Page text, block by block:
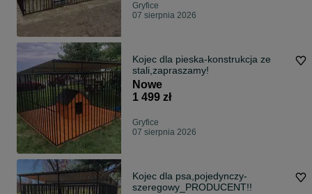
Gryfice
07 sierpnia 2026
Kojec dla pieska-konstrukcja ze
stali,zapraszamy!
Nowe
1 499 zł
Gryfice
07 sierpnia 2026
Kojec dla psa,pojedynczy-
szeregowy_PRODUCENT!!